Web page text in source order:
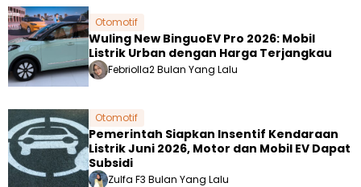
Otomotif
Wuling New BinguoEV Pro 2026: Mobil
Listrik Urban dengan Harga Terjangkau
Febriolla2 Bulan Yang Lalu
Otomotif
Pemerintah Siapkan Insentif Kendaraan
Listrik Juni 2026, Motor dan Mobil EV Dapat
Subsidi
Zulfa F3 Bulan Yang Lalu